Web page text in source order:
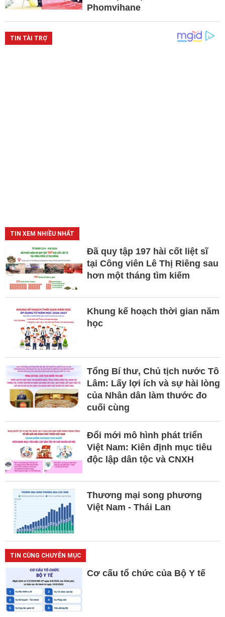
Phomvihane
TIN XEM NHIỀU NHẤT
Đã quy tập 197 hài cốt liệt sĩ
tại Công viên Lê Thị Riêng sau
hơn một tháng tìm kiếm
Khung kế hoạch thời gian năm
học
Tổng Bí thư, Chủ tịch nước Tô
Lâm: Lấy lợi ích và sự hài lòng
của Nhân dân làm thước đo
cuối cùng
Đổi mới mô hình phát triển
Việt Nam: Kiên định mục tiêu
độc lập dân tộc và CNXH
Thương mại song phương
Việt Nam - Thái Lan
TIN CÙNG CHUYÊN MỤC
Cơ cấu tổ chức của Bộ Y tế